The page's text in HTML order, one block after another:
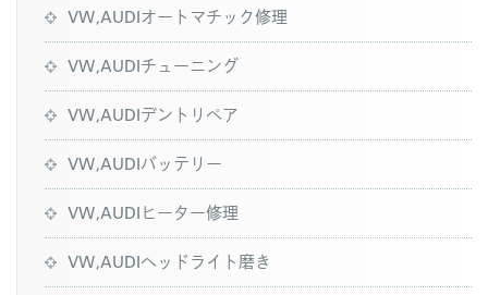
VW,AUDIオートマチック修理
VW,AUDIチューニング
VW,AUDIデントリペア
VW,AUDIバッテリー
VW,AUDIヒーター修理
VW,AUDIヘッドライト磨き